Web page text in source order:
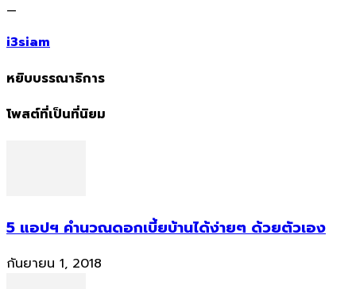
—
i3siam
หยิบบรรณาธิการ
โพสต์ที่เป็นที่นิยม
5 แอปฯ คำนวณดอกเบี้ยบ้านได้ง่ายๆ ด้วยตัวเอง
กันยายน 1, 2018